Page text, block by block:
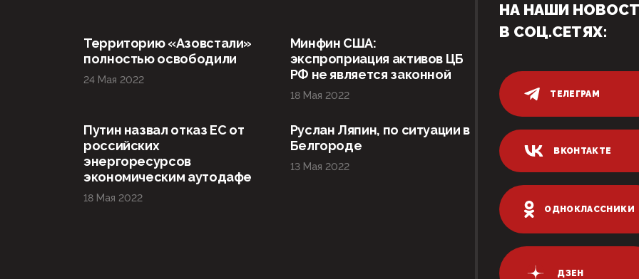
Территорию «Азовстали»
полностью освободили
24 Мая 2022
Минфин США:
экспроприация активов ЦБ
РФ не является законной
18 Мая 2022
Путин назвал отказ ЕС от
российских
энергоресурсов
экономическим аутодафе
18 Мая 2022
Руслан Ляпин, по ситуации в
Белгороде
13 Мая 2022
НА НАШИ
В СОЦ.СЕТЯХ:
ТЕЛЕГРАМ
ВКОНТАКТЕ
ОДНОКЛАССНИКИ
ДЗЕН